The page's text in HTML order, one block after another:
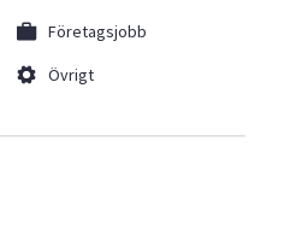
Företagsjobb
Övrigt